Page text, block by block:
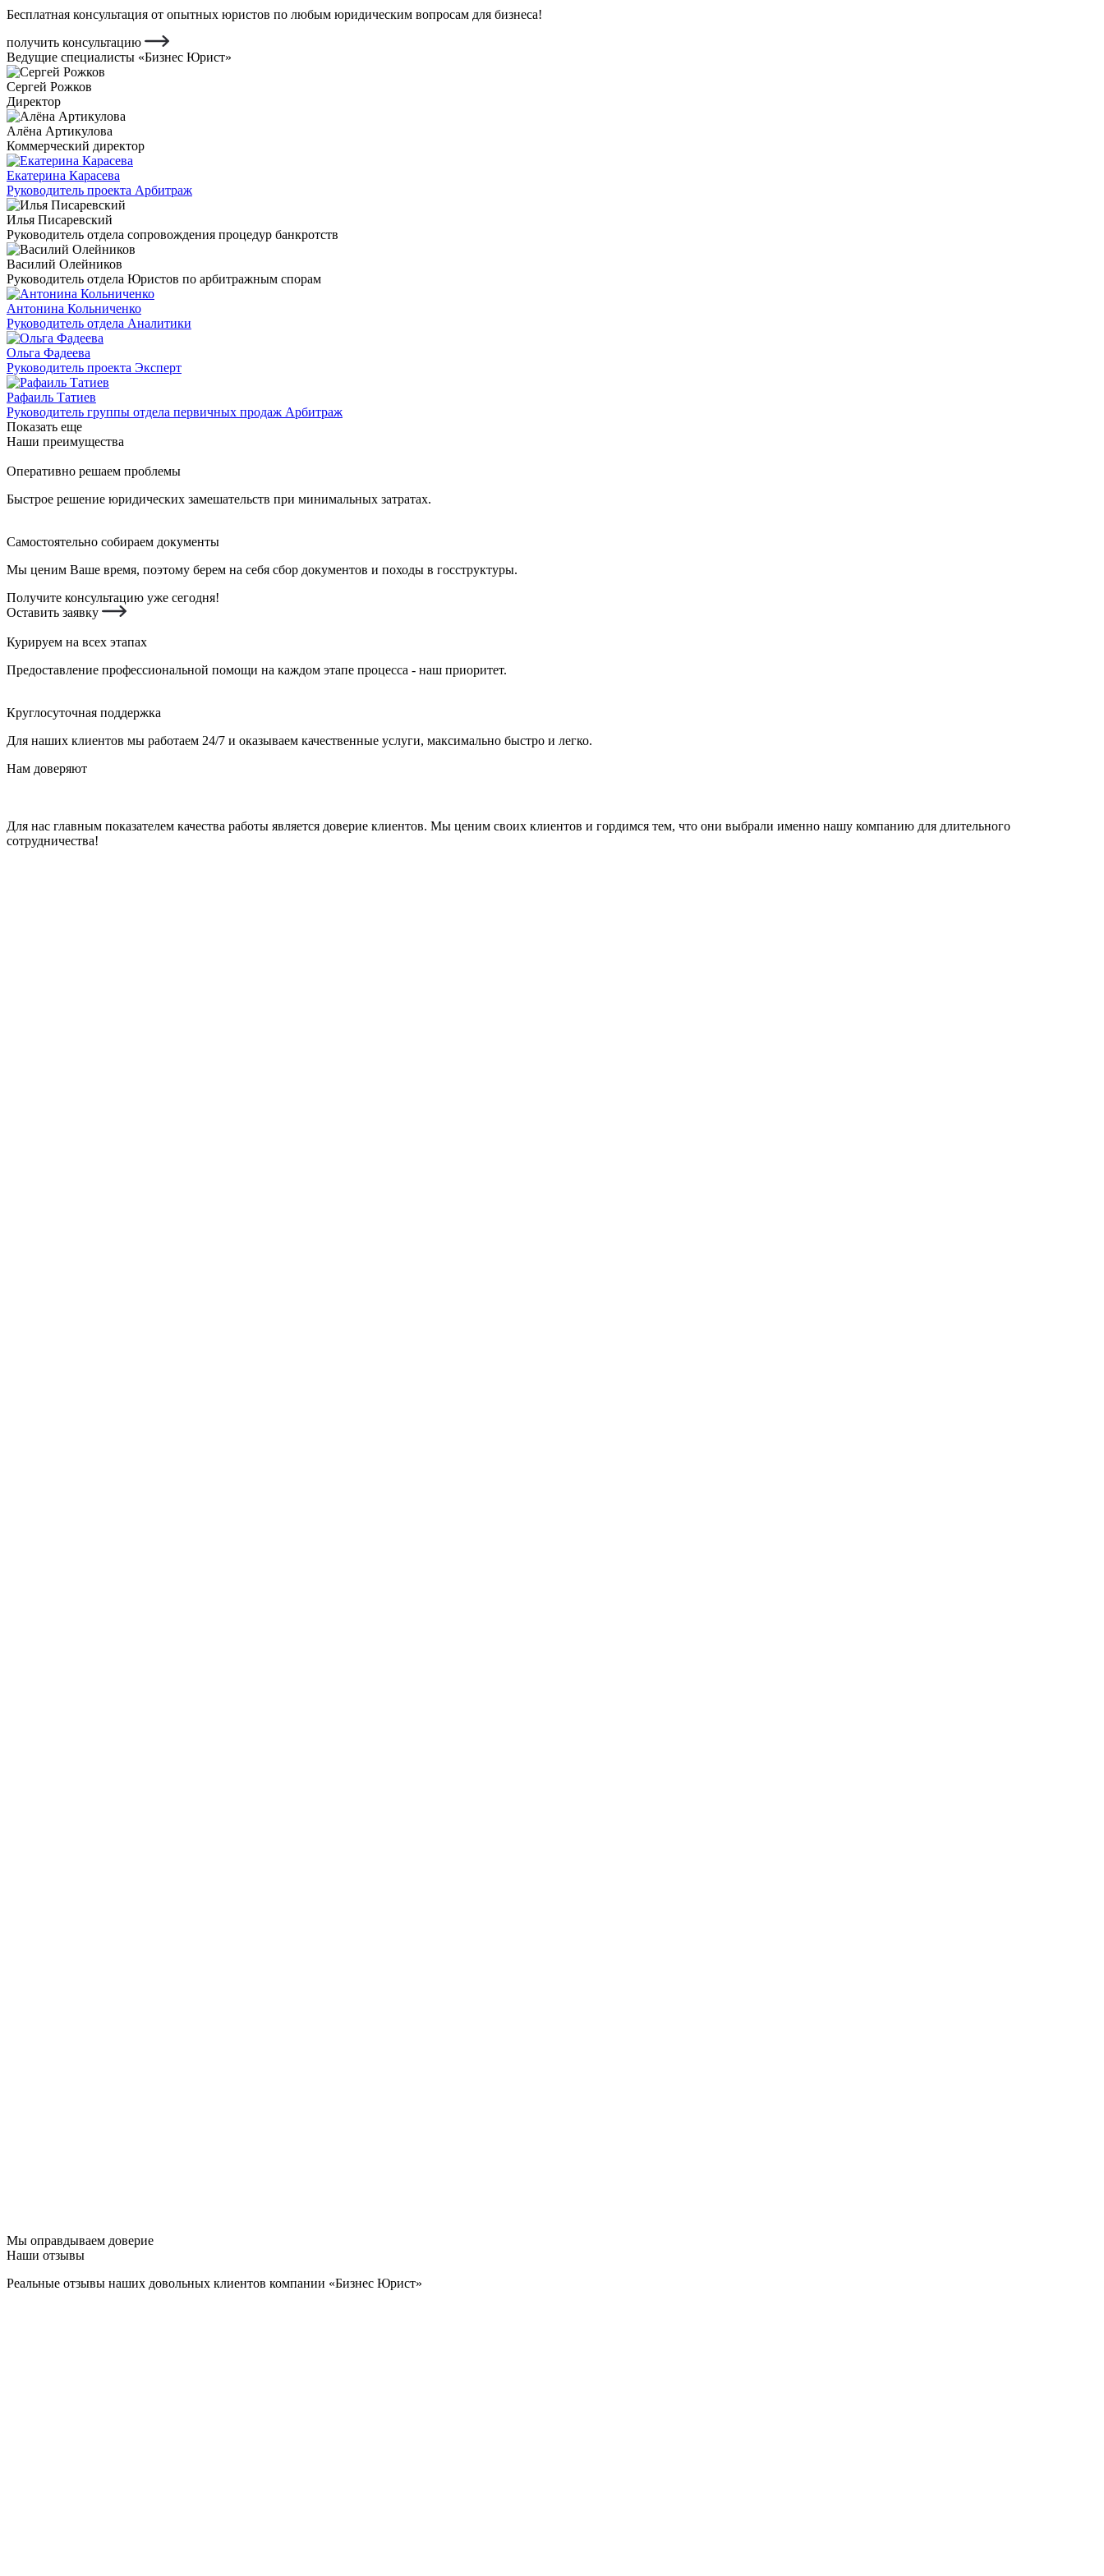
Бесплатная консультация от опытных юристов по любым юридическим вопросам для бизнеса!
получить консультацию
Ведущие специалисты «Бизнес Юрист»
Сергей Рожков
Директор
Алёна Артикулова
Коммерческий директор
Екатерина Карасева
Руководитель проекта Арбитраж
Илья Писаревский
Руководитель отдела сопровождения процедур банкротств
Василий Олейников
Руководитель отдела Юристов по арбитражным спорам
Антонина Кольниченко
Руководитель отдела Аналитики
Ольга Фадеева
Руководитель проекта Эксперт
Рафаиль Татиев
Руководитель группы отдела первичных продаж Арбитраж
Показать еще
Наши преимущества
Оперативно решаем проблемы
Быстрое решение юридических замешательств при минимальных затратах.
Самостоятельно собираем документы
Мы ценим Ваше время, поэтому берем на себя сбор документов и походы в госструктуры.
Получите консультацию уже сегодня!
Оставить заявку
Курируем на всех этапах
Предоставление профессиональной помощи на каждом этапе процесса - наш приоритет.
Круглосуточная поддержка
Для наших клиентов мы работаем 24/7 и оказываем качественные услуги, максимально быстро и легко.
Нам доверяют
Для нас главным показателем качества работы является доверие клиентов. Мы ценим своих клиентов и гордимся тем, что они выбрали именно нашу компанию для длительного
сотрудничества!
Мы оправдываем доверие
Наши отзывы
Реальные отзывы наших довольных клиентов компании «Бизнес Юрист»